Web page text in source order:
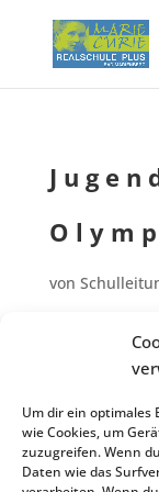
Um dir ein optimales
wie Cookies, um
zuzugreifen. Wenn
Daten wie das
von
Fünf Schüler aus
für Olympia” (JtfO)
ti, Luka Pauly und
(Jahrgang